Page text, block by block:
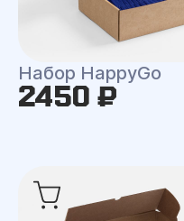
Набор HappyGo
2450 ₽